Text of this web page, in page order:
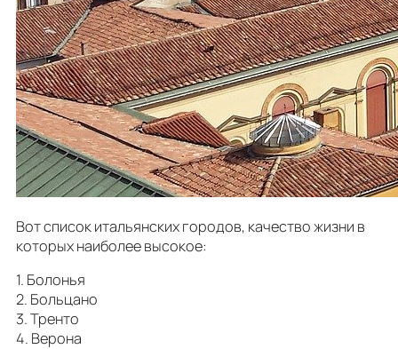
Вот список итальянских городов, качество жизни в
которых наиболее высокое:
1. Болонья
2. Больцано
3. Тренто
4. Верона